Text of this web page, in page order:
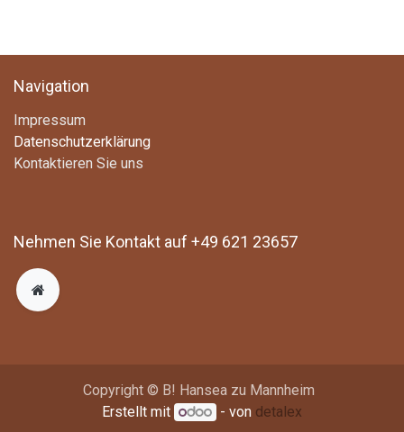
Navigation
Impressum
Datenschutzerklärung
Kontaktieren Sie uns
Nehmen Sie Kontakt auf +49 621 23657
Copyright © B! Hansea zu Mannheim
Erstellt mit
- von detalex